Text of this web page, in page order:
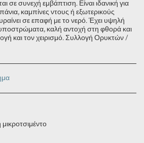
σε συνεχή εμβάπτιση. Είναι ιδανική για
καμπίνες ντους ή εξωτερικούς
σε επαφή με το νερό. Έχει υψηλή
καλή αντοχή στη φθορά και
και τον χειρισμό. Συλλογή Ορυκτών /